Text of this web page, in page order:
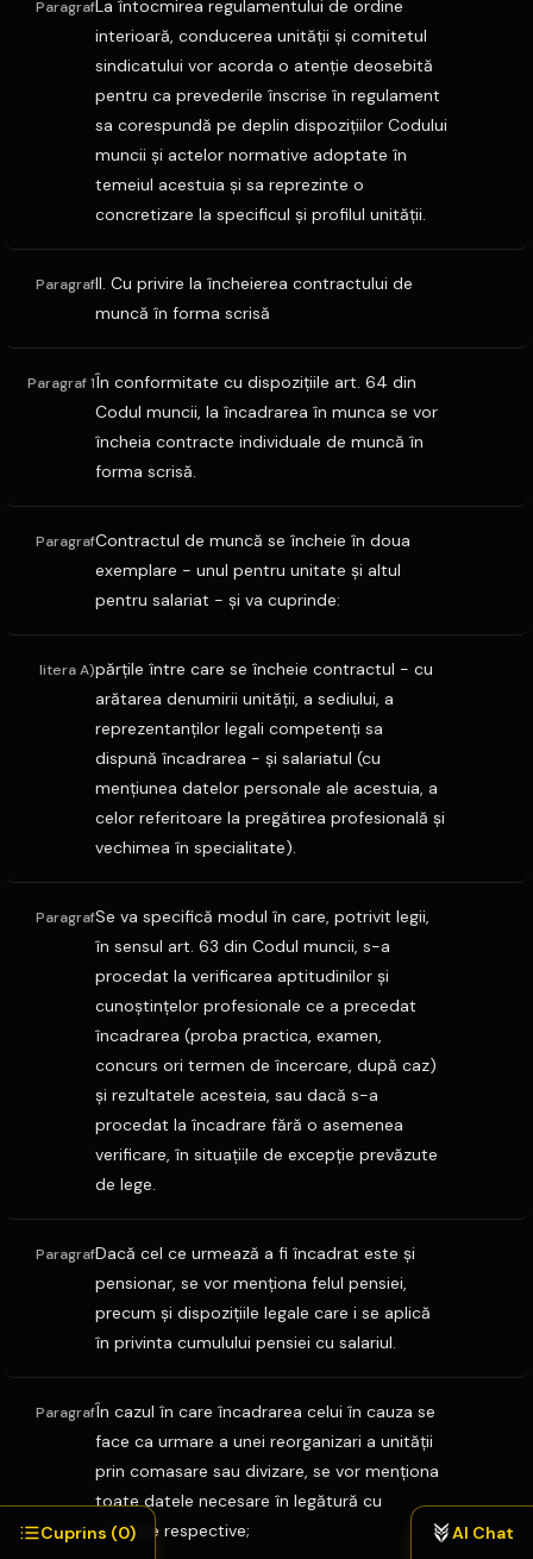
Cuprins (0)
ParagrafLa întocmirea regulamentului de ordine
interioară, conducerea unităţii şi comitetul
sindicatului vor acorda o atenţie deosebită
pentru ca prevederile înscrise în regulament
sa corespundă pe deplin dispoziţiilor Codului
muncii şi actelor normative adoptate în
temeiul acestuia şi sa reprezinte o
concretizare la specificul şi profilul unităţii.
ParagrafII. Cu privire la încheierea contractului de
muncă în forma scrisă
Paragraf 1În conformitate cu dispoziţiile art. 64 din
Codul muncii, la încadrarea în munca se vor
încheia contracte individuale de muncă în
forma scrisă.
ParagrafContractul de muncă se încheie în doua
exemplare - unul pentru unitate şi altul
pentru salariat - şi va cuprinde:
litera A)părţile între care se încheie contractul - cu
arătarea denumirii unităţii, a sediului, a
reprezentanţilor legali competenţi sa
dispună încadrarea - şi salariatul (cu
menţiunea datelor personale ale acestuia, a
celor referitoare la pregătirea profesională şi
vechimea în specialitate).
ParagrafSe va specifică modul în care, potrivit legii,
în sensul art. 63 din Codul muncii, s-a
procedat la verificarea aptitudinilor şi
cunoştinţelor profesionale ce a precedat
încadrarea (proba practica, examen,
concurs ori termen de încercare, după caz)
şi rezultatele acesteia, sau dacă s-a
procedat la încadrare fără o asemenea
verificare, în situaţiile de excepţie prevăzute
de lege.
ParagrafDacă cel ce urmează a fi încadrat este şi
pensionar, se vor menţiona felul pensiei,
precum şi dispoziţiile legale care i se aplică
în privinta cumulului pensiei cu salariul.
ParagrafÎn cazul în care încadrarea celui în cauza se
face ca urmare a unei reorganizari a unităţii
prin comasare sau divizare, se vor menţiona
toate datele necesare în legătură cu
situaţiile respective;
AI Chat